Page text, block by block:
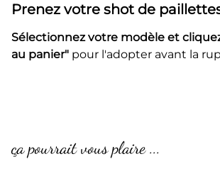
Prenez votre shot de
Sélectionnez votre modèle et
au panier" pour l'adopter avant la
ça pourrait vous plaire ...